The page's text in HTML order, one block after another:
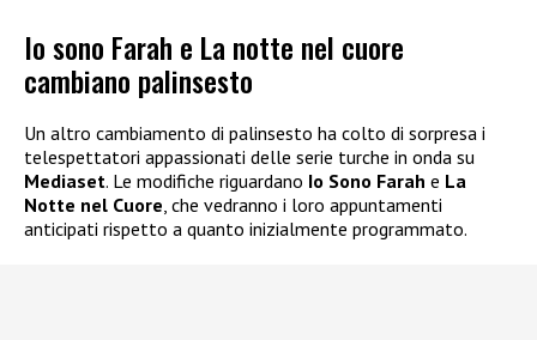
Io sono Farah e La notte nel cuore
cambiano palinsesto
Un altro cambiamento di palinsesto ha colto di sorpresa i
telespettatori appassionati delle serie turche in onda su
Mediaset. Le modifiche riguardano Io Sono Farah e La
Notte nel Cuore, che vedranno i loro appuntamenti
anticipati rispetto a quanto inizialmente programmato.